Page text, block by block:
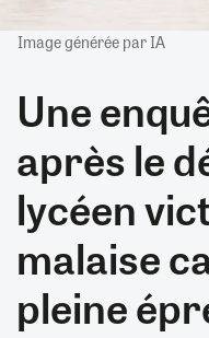
Image générée par IA
Une
après le
lycéen
malaise
pleine